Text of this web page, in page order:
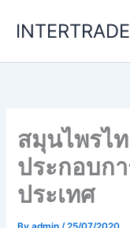
สมุนไพรไ
ประกอบก
ประเทศ